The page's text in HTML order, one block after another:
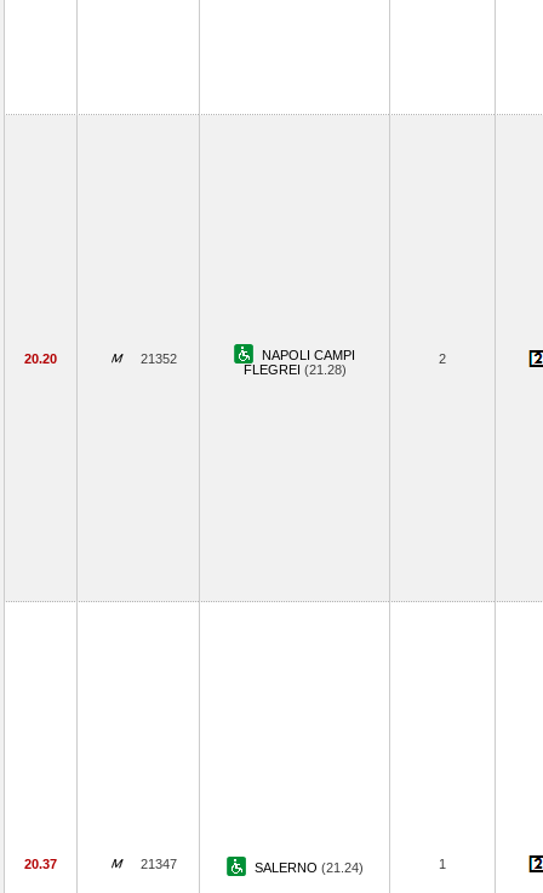
20.20 21352
NAPOLI CAMPI
FLEGREI (21.28)
2
20.37 21347 SALERNO (21.24) 1